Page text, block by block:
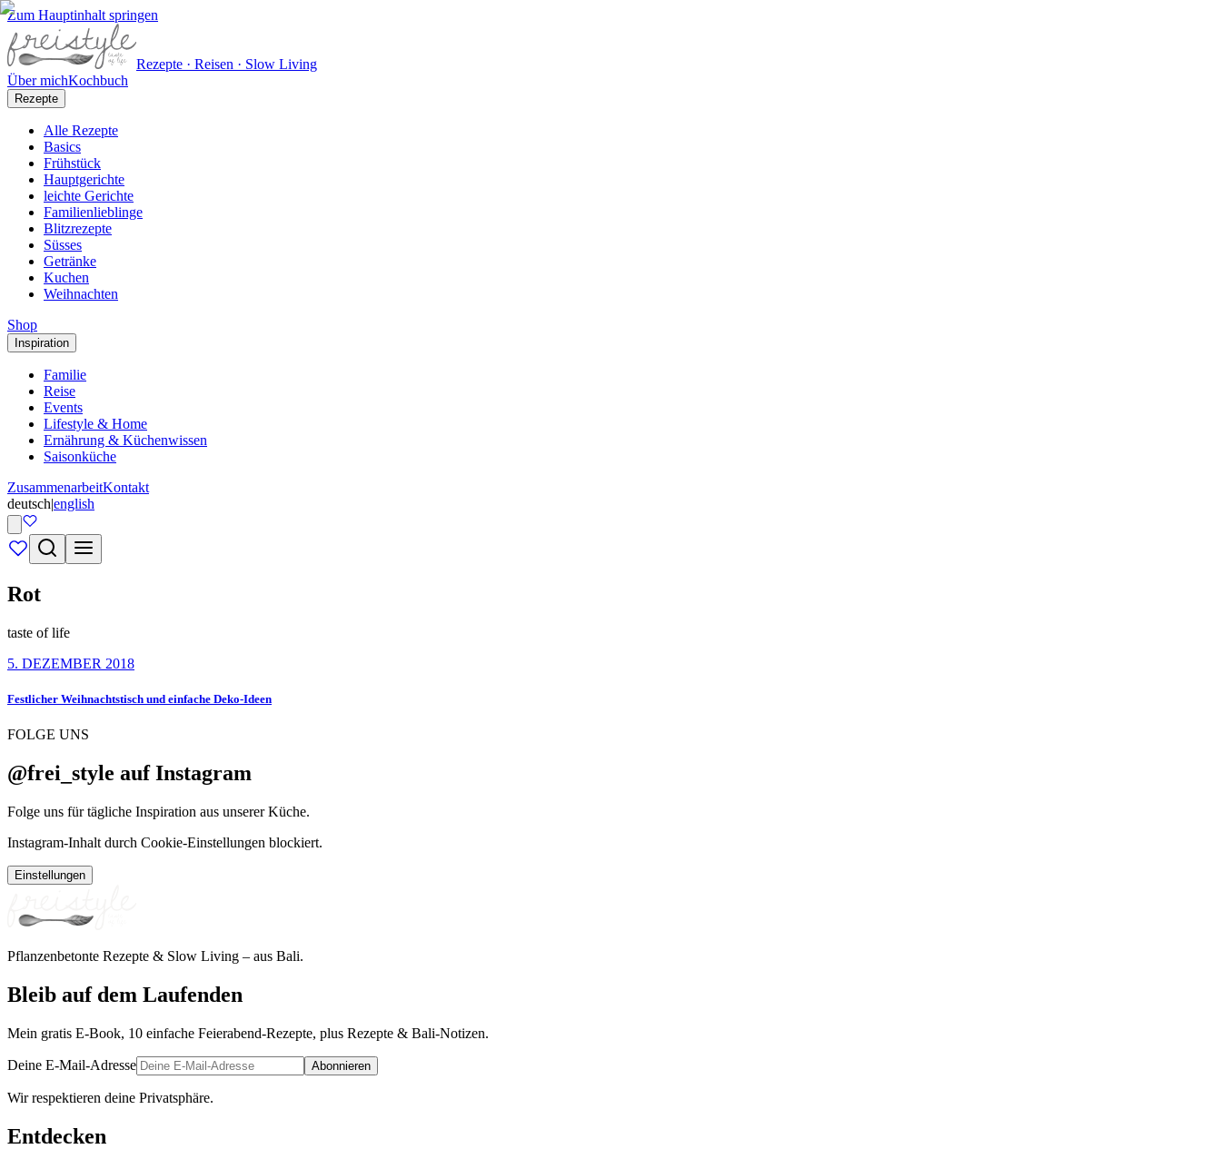
Zum Hauptinhalt springen
Rezepte · Reisen · Slow Living
Über michKochbuch
Rezepte
Alle Rezepte
Basics
Frühstück
Hauptgerichte
leichte Gerichte
Familienlieblinge
Blitzrezepte
Süsses
Getränke
Kuchen
Weihnachten
Shop
Inspiration
Familie
Reise
Events
Lifestyle & Home
Ernährung & Küchenwissen
Saisonküche
ZusammenarbeitKontakt
deutsch|english
Rot
taste of life
5. DEZEMBER 2018
Festlicher Weihnachtstisch und einfache Deko-Ideen
FOLGE UNS
@frei_style auf Instagram
Folge uns für tägliche Inspiration aus unserer Küche.
Instagram-Inhalt durch Cookie-Einstellungen blockiert.
Einstellungen
Pflanzenbetonte Rezepte & Slow Living – aus Bali.
Bleib auf dem Laufenden
Mein gratis E-Book, 10 einfache Feierabend-Rezepte, plus Rezepte & Bali-Notizen.
Deine E-Mail-Adresse Abonnieren
Wir respektieren deine Privatsphäre.
Entdecken